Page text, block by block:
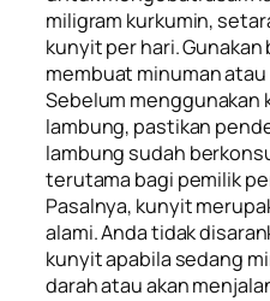
miligram kurkumin,
kunyit per hari.
membuat minuman
Sebelum menggunakan
lambung, pastikan
lambung sudah
terutama bagi pemilik
Pasalnya, kunyit
alami. Anda tidak
kunyit apabila sedang
darah atau akan